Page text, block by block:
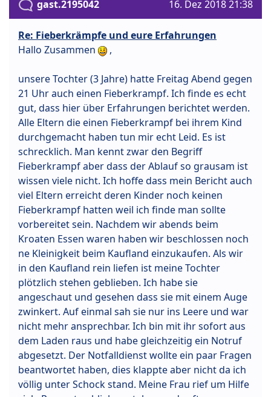
gast.2195042 16. Dez 2018 21:38
Re: Fieberkrämpfe und eure Erfahrungen
Hallo Zusammen
,
unsere Tochter (3 Jahre) hatte Freitag Abend gegen
21 Uhr auch einen Fieberkrampf. Ich finde es echt
gut, dass hier über Erfahrungen berichtet werden.
Alle Eltern die einen Fieberkrampf bei ihrem Kind
durchgemacht haben tun mir echt Leid. Es ist
schrecklich. Man kennt zwar den Begriff
Fieberkrampf aber dass der Ablauf so grausam ist
wissen viele nicht. Ich hoffe dass mein Bericht auch
viel Eltern erreicht deren Kinder noch keinen
Fieberkrampf hatten weil ich finde man sollte
vorbereitet sein. Nachdem wir abends beim
Kroaten Essen waren haben wir beschlossen noch
ne Kleinigkeit beim Kaufland einzukaufen. Als wir
in den Kaufland rein liefen ist meine Tochter
plötzlich stehen geblieben. Ich habe sie
angeschaut und gesehen dass sie mit einem Auge
zwinkert. Auf einmal sah sie nur ins Leere und war
nicht mehr ansprechbar. Ich bin mit ihr sofort aus
dem Laden raus und habe gleichzeitig ein Notruf
abgesetzt. Der Notfalldienst wollte ein paar Fragen
beantwortet haben, dies klappte aber nicht da ich
völlig unter Schock stand. Meine Frau rief um Hilfe